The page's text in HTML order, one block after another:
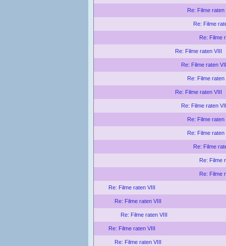
Re: Filme raten
Re: Filme
Re: Filme
Re: Filme raten VIII
Re: Filme raten
Re: Filme raten
Re: Filme raten VIII
Re: Filme raten
Re: Filme raten
Re: Filme raten
Re: Filme
Re: Filme
Re: Filme
Re: Filme raten VIII
Re: Filme raten VIII
Re: Filme raten VIII
Re: Filme raten VIII
Re: Filme raten VIII